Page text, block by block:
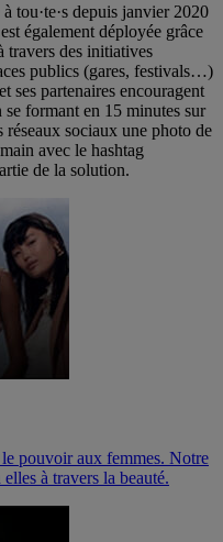
tou·te·s depuis janvier 2020
également déployée grâce
travers des initiatives
publics (gares, festivals…)
ses partenaires encouragent
formant en 15 minutes sur
réseaux sociaux une photo de
avec le hashtag
de la solution.
pouvoir aux femmes. Notre
à travers la beauté.